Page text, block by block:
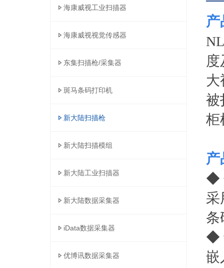
海康威视工业扫描器
海康威视视觉传感器
东集扫描枪/采集器
斑马条码打印机
新大陆扫描枪
新大陆扫描模组
新大陆工业扫描器
新大陆数据采集器
iData数据采集器
优博讯数据采集器
产
大
被
柜
产
◆
采
条
◆
嵌